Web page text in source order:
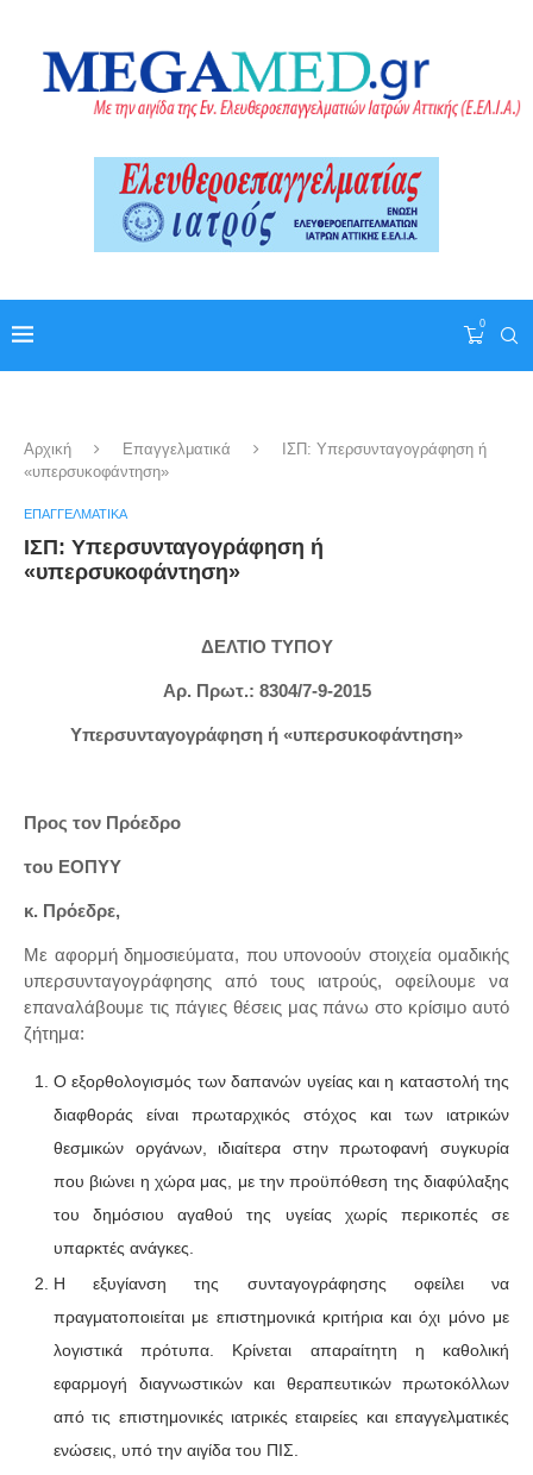
0
Αρχική Επαγγελματικά
ΙΣΠ: Υπερσυνταγογράφηση ή
«υπερσυκοφάντηση»
ΕΠΑΓΓΕΛΜΑΤΙΚΆ
ΙΣΠ: Υπερσυνταγογράφηση ή
«υπερσυκοφάντηση»
ΔΕΛΤΙΟ ΤΥΠΟΥ
Αρ. Πρωτ.: 8304/7-9-2015
Υπερσυνταγογράφηση ή «υπερσυκοφάντηση»
Προς τον Πρόεδρο
του ΕΟΠΥΥ
κ. Πρόεδρε,
Με αφορμή δημοσιεύματα, που υπονοούν στοιχεία ομαδικής
υπερσυνταγογράφησης από τους ιατρούς, οφείλουμε να
επαναλάβουμε τις πάγιες θέσεις μας πάνω στο κρίσιμο αυτό
ζήτημα:
Ο εξορθολογισμός των δαπανών υγείας και η καταστολή της
διαφθοράς είναι πρωταρχικός στόχος και των ιατρικών
θεσμικών οργάνων, ιδιαίτερα στην πρωτοφανή συγκυρία
που βιώνει η χώρα μας, με την προϋπόθεση της διαφύλαξης
του δημόσιου αγαθού της υγείας χωρίς περικοπές σε
υπαρκτές ανάγκες.
Η εξυγίανση της συνταγογράφησης οφείλει να
πραγματοποιείται με επιστημονικά κριτήρια και όχι μόνο με
λογιστικά πρότυπα. Κρίνεται απαραίτητη η καθολική
εφαρμογή διαγνωστικών και θεραπευτικών πρωτοκόλλων
από τις επιστημονικές ιατρικές εταιρείες και επαγγελματικές
ενώσεις, υπό την αιγίδα του ΠΙΣ.